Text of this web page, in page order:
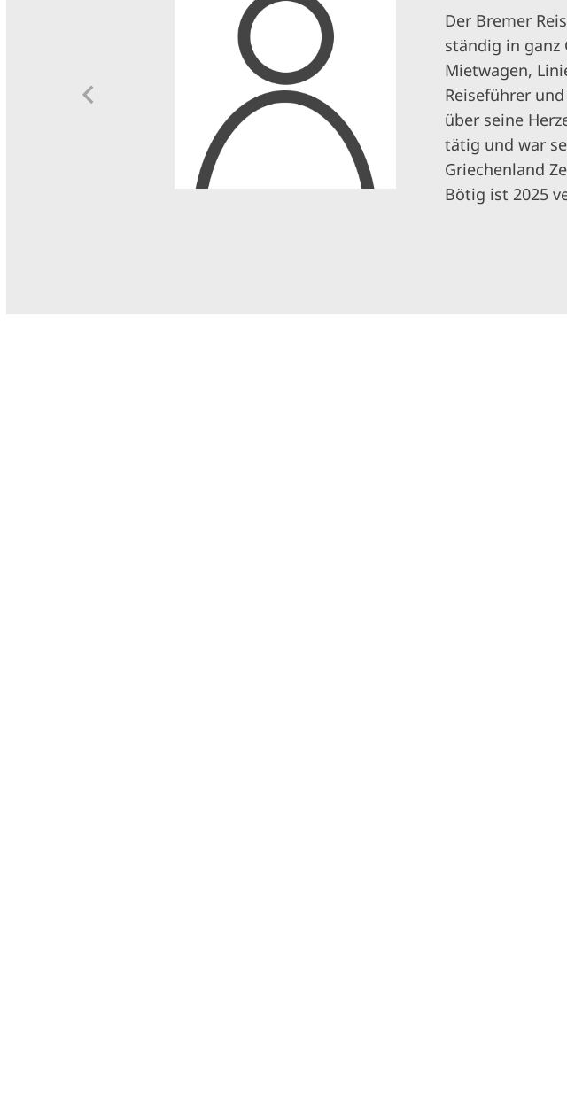
Der Bremer
ständig in ganz
Mietwagen,
Reiseführer
über seine
tätig und war
Griechenland
Bötig ist 2025